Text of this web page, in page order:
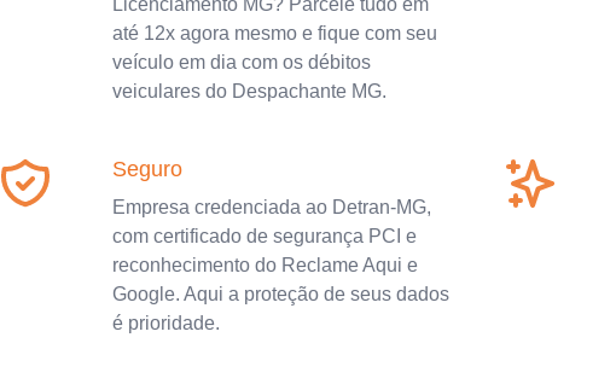
até 12x agora mesmo e fique com seu
veículo em dia com os débitos
veiculares do Despachante MG.
Seguro
Empresa credenciada ao Detran-MG,
com certificado de segurança PCI e
reconhecimento do Reclame Aqui e
Google. Aqui a proteção de seus dados
é prioridade.